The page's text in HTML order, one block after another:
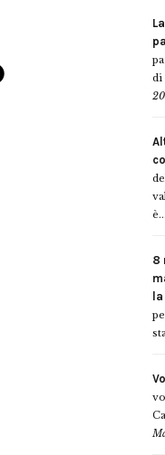
di
è...
8